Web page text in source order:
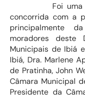
Foi uma
concorrida com a
principalmente
moradores deste
Municipais de Ibiá
Ibiá, Dra. Marlene
de Pratinha, John
Câmara Municipal
Presidente da